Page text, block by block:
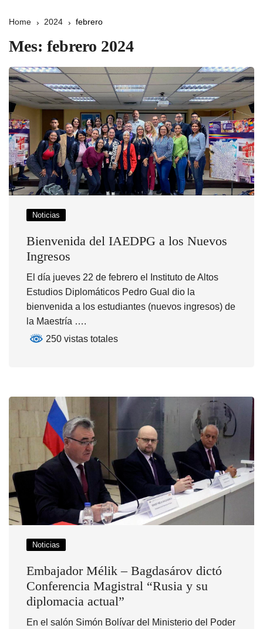
Home 2024 febrero
Mes: febrero 2024
Noticias
Bienvenida del IAEDPG a los Nuevos
Ingresos
El día jueves 22 de febrero el Instituto de Altos
Estudios Diplomáticos Pedro Gual dio la
bienvenida a los estudiantes (nuevos ingresos) de
la Maestría ….
250 vistas totales
Noticias
Embajador Mélik – Bagdasárov dictó
Conferencia Magistral “Rusia y su
diplomacia actual”
En el salón Simón Bolívar del Ministerio del Poder